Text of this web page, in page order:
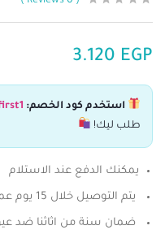
3.120 EGP
استخدم كود الخصم:
طلب ليك!
يمكنك الدفع عند الاستلام
يتم التوصيل خلال 15 يوم عمل
ضمان سنة من اثاثنا ضد